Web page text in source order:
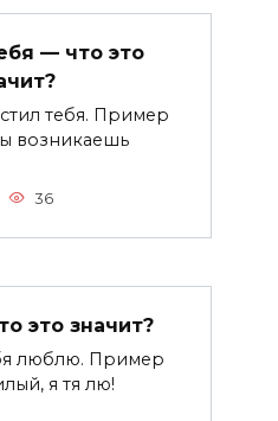
— что это
тебя. Пример
возникаешь
36
это значит?
люблю. Пример
я тя лю!